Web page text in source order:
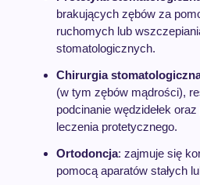
brakujących zębów za
ruchomych lub
stomatologicznych.
Chirurgia
(w tym zębów mądrości),
podcinanie wędzidełek
leczenia protetycznego.
Ortodoncja: zajmuje się
pomocą aparatów stałych